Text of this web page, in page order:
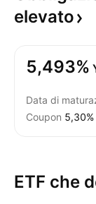
elevato
5,493%
Data di
Coupon 5,30%
ETF che